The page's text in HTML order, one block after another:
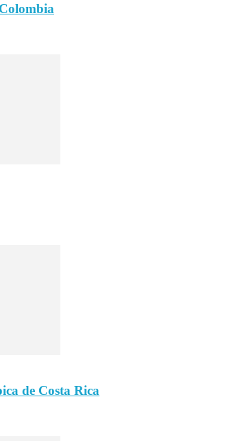
de Costa Rica